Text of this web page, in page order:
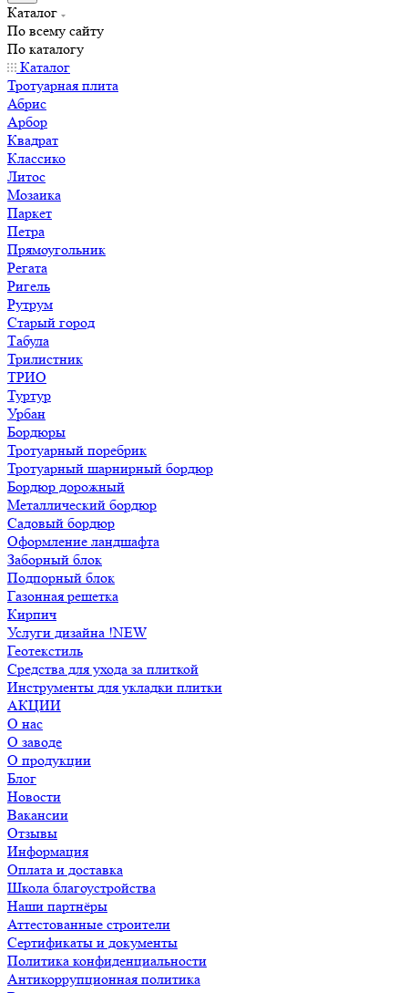
Каталог
По всему сайту
По каталогу
Каталог
Тротуарная плита
Абрис
Арбор
Квадрат
Классико
Литос
Мозаика
Паркет
Петра
Прямоугольник
Регата
Ригель
Рутрум
Старый город
Табула
Трилистник
ТРИО
Туртур
Урбан
Бордюры
Тротуарный поребрик
Тротуарный шарнирный бордюр
Бордюр дорожный
Металлический бордюр
Садовый бордюр
Оформление ландшафта
Заборный блок
Подпорный блок
Газонная решетка
Кирпич
Услуги дизайна !NEW
Геотекстиль
Средства для ухода за плиткой
Инструменты для укладки плитки
АКЦИИ
О нас
О заводе
О продукции
Блог
Новости
Вакансии
Отзывы
Информация
Оплата и доставка
Школа благоустройства
Наши партнёры
Аттестованные строители
Сертификаты и документы
Политика конфиденциальности
Антикоррупционная политика